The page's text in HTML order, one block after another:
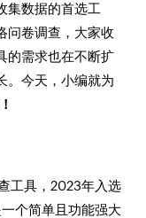
集数据的首选工
问卷调查，大家收
的需求也在不断扩
。今天，小编就为
工具， 2023年入选
个简单且功能强大